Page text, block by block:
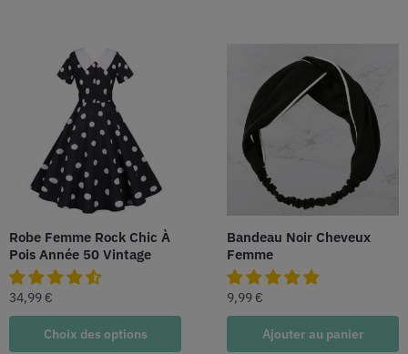
Robe Femme Rock Chic À
Pois Année 50 Vintage
34,99 €
Choix des options
Bandeau Noir Cheveux
Femme
9,99 €
Ajouter au panier